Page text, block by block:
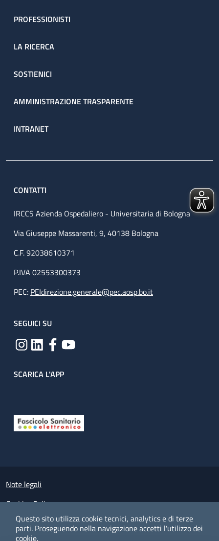
Questo sito utilizza cookie tecnici, analytics e di terze
parti. Proseguendo nella navigazione accetti l'utilizzo dei
cookie.
PROFESSIONISTI
LA RICERCA
SOSTIENICI
AMMINISTRAZIONE TRASPARENTE
INTRANET
CONTATTI
IRCCS Azienda Ospedaliero - Universitaria di Bologna
Via Giuseppe Massarenti, 9, 40138 Bologna
C.F. 92038610371
P.IVA 02553300373
PEC: PEIdirezione.generale@pec.aosp.bo.it
SEGUICI SU
SCARICA L'APP
Small prints
Note legali
Cookies Policy
Policy privacy e protezione del dato personale